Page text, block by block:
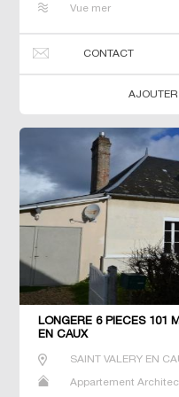
Terrain Villa
Vue mer
CONTACT
LONGÈRE 6 PIECES 101
EN CAUX
SAINT VALERY EN
Appartement